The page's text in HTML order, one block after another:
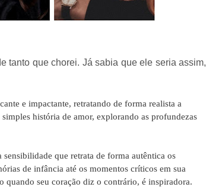
tanto que chorei. Já sabia que ele seria assim,
e impactante, retratando de forma realista a
história de amor, explorando as profundezas
que retrata de forma autêntica os
de infância até os momentos críticos em sua
quando seu coração diz o contrário, é inspiradora.